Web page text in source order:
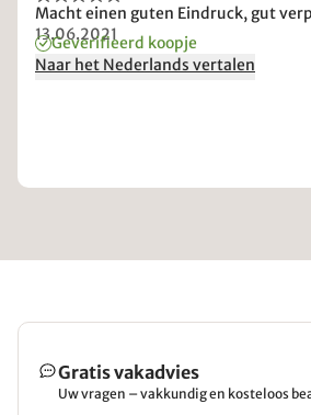
Macht einen guten Eindruck, gut
13.06.2021
Geverifieerd koopje
Naar het Nederlands vertalen
Gratis vakadvies
Uw vragen – vakkundig en kosteloos